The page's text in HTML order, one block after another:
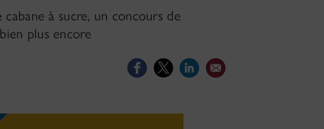
à sucre, un concours de
plus encore